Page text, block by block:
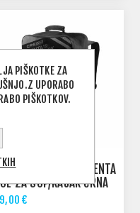
NAHRBTNIK PENTA
ZA SUP/KAJAK ČRNA
€
PIŠKOTKE ZA
UPORABO
PIŠKOTKOV.